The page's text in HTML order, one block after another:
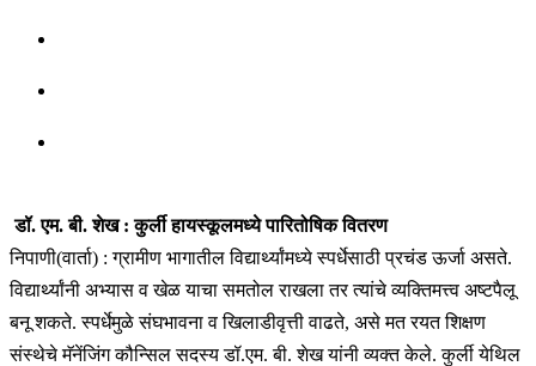
डॉ. एम. बी. शेख : कुर्ली हायस्कूलमध्ये पारितोषिक वितरण
निपाणी(वार्ता) : ग्रामीण भागातील विद्यार्थ्यांमध्ये स्पर्धेसाठी प्रचंड ऊर्जा असते.
विद्यार्थ्यांनी अभ्यास व खेळ याचा समतोल राखला तर त्यांचे व्यक्तिमत्त्व अष्टपैलू
बनू शकते. स्पर्धेमुळे संघभावना व खिलाडीवृत्ती वाढते, असे मत रयत शिक्षण
संस्थेचे मॅनेंजिंग कौन्सिल सदस्य डॉ.एम. बी. शेख यांनी व्यक्त केले. कुर्ली येथिल